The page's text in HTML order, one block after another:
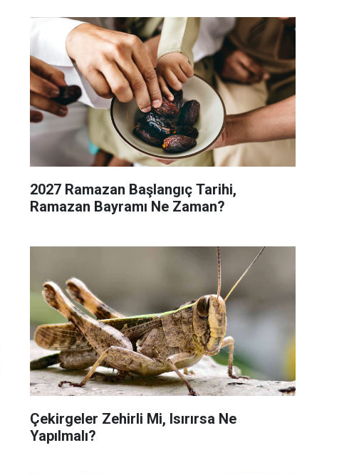
2027 Ramazan Başlangıç Tarihi,
Ramazan Bayramı Ne Zaman?
Çekirgeler Zehirli Mi, Isırırsa Ne
Yapılmalı?